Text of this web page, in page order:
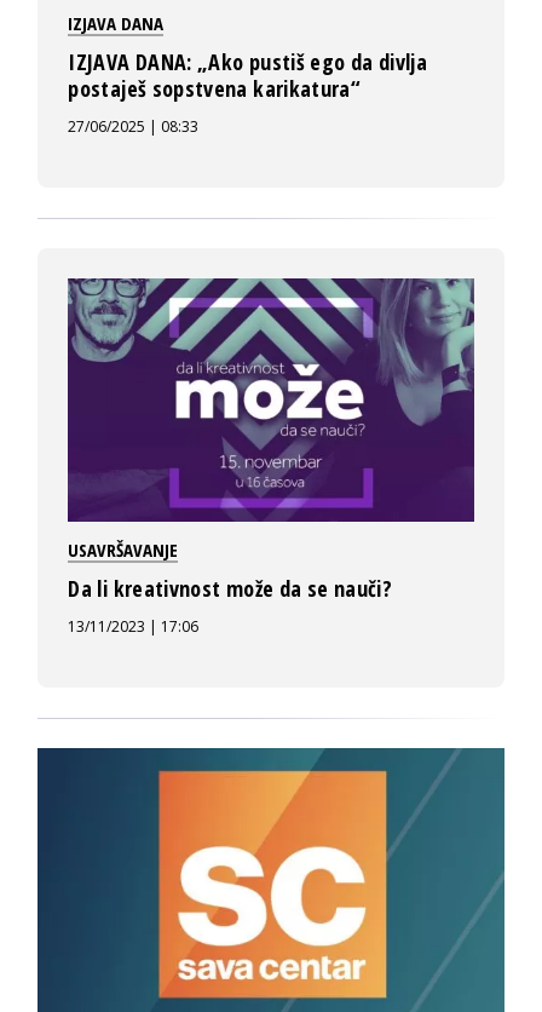
IZJAVA DANA
IZJAVA DANA: „Ako pustiš ego da divlja
postaješ sopstvena karikatura“
27/06/2025 | 08:33
USAVRŠAVANJE
Da li kreativnost može da se nauči?
13/11/2023 | 17:06